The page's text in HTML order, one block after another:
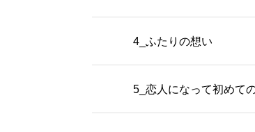
4_ふたりの想い
5_恋人になって初めて